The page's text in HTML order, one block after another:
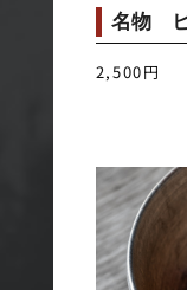
名物
2,500円